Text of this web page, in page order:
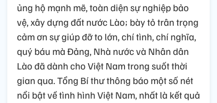
ủng hộ mạnh mẽ, toàn diện sự nghiệp bảo
vệ, xây dựng đất nước Lào; bày tỏ trân trọng
cảm ơn sự giúp đỡ to lớn, chí tình, chí nghĩa,
quý báu mà Đảng, Nhà nước và Nhân dân
Lào đã dành cho Việt Nam trong suốt thời
gian qua. Tổng Bí thư thông báo một số nét
nổi bật về tình hình Việt Nam, nhất là kết quả